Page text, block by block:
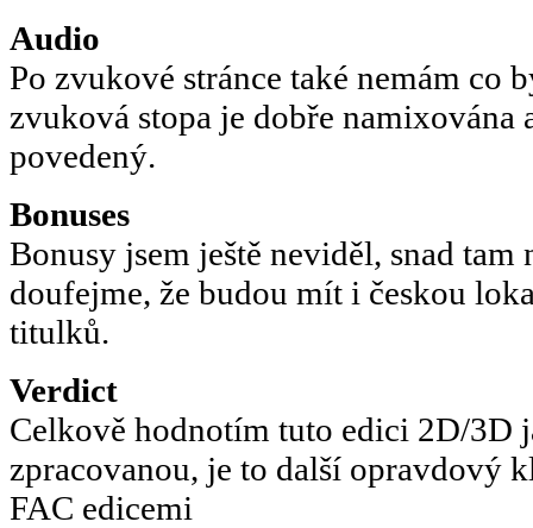
Audio
Po zvukové stránce také nemám co
zvuková stopa je dobře namixována
povedený.
Bonuses
Bonusy jsem ještě neviděl, snad tam
doufejme, že budou mít i českou
titulků.
Verdict
Celkově hodnotím tuto edici 2D/3D
zpracovanou, je to další opravdový
FAC edicemi